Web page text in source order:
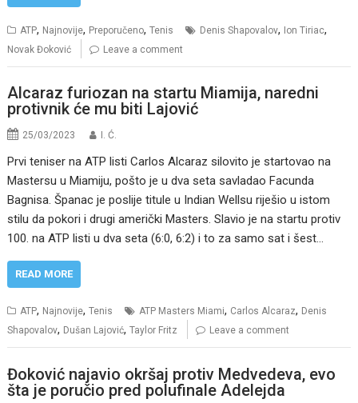
ATP, Najnovije, Preporučeno,Tenis Denis Shapovalov, Ion Tiriac,
Novak Đoković Leave a comment
Alcaraz furiozan na startu Miamija, naredni
protivnik će mu biti Lajović
25/03/2023 I. Ć.
Prvi teniser na ATP listi Carlos Alcaraz silovito je startovao na
Mastersu u Miamiju, pošto je u dva seta savladao Facunda
Bagnisa. Španac je poslije titule u Indian Wellsu riješio u istom
stilu da pokori i drugi američki Masters. Slavio je na startu protiv
100. na ATP listi u dva seta (6:0, 6:2) i to za samo sat i šest…
READ MORE
ATP, Najnovije,Tenis ATP Masters Miami, Carlos Alcaraz, Denis
Shapovalov, Dušan Lajović,Taylor Fritz Leave a comment
Đoković najavio okršaj protiv Medvedeva, evo
šta je poručio pred polufinale Adelejda